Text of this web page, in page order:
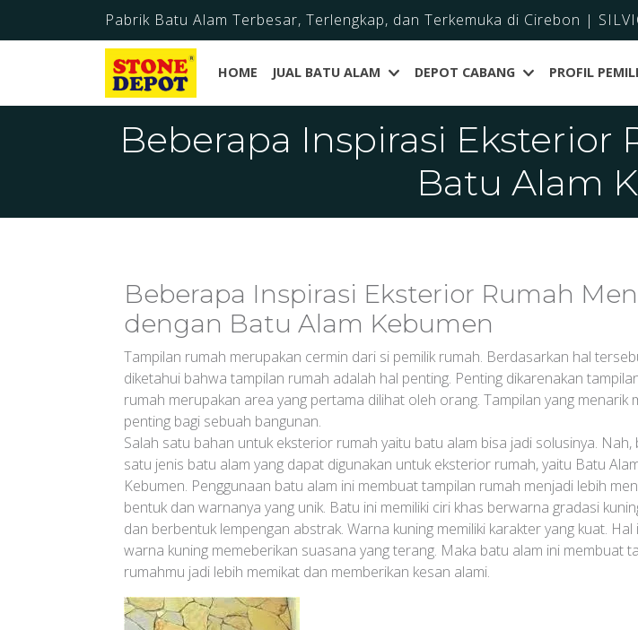
Pabrik Batu Alam Terbesar, Terlengkap, dan Terkemuka di Cirebon |
HOME JUAL BATU ALAM DEPOT CABANG PROFIL
Beberapa Inspirasi
Batu Alam
Beberapa Inspirasi Eksterior Rumah
dengan Batu Alam Kebumen
Tampilan rumah merupakan cermin dari si pemilik rumah. Berdasarkan hal
diketahui bahwa tampilan rumah adalah hal penting. Penting dikarenakan
rumah merupakan area yang pertama dilihat oleh orang. Tampilan yang menarik
penting bagi sebuah bangunan.
Salah satu bahan untuk eksterior rumah yaitu batu alam bisa jadi solusinya. Nah,
satu jenis batu alam yang dapat digunakan untuk eksterior rumah, yaitu Batu
Kebumen. Penggunaan batu alam ini membuat tampilan rumah menjadi lebih
bentuk dan warnanya yang unik. Batu ini memiliki ciri khas berwarna gradasi
dan berbentuk lempengan abstrak. Warna kuning memiliki karakter yang kuat. Hal
warna kuning memeberikan suasana yang terang. Maka batu alam ini membuat
rumahmu jadi lebih memikat dan memberikan kesan alami.